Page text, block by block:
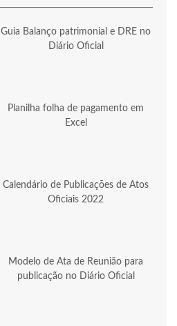
Guia Balanço patrimonial e DRE no
Diário Oficial
Planilha folha de pagamento em
Excel
Calendário de Publicações de Atos
Oficiais 2022
Modelo de Ata de Reunião para
publicação no Diário Oficial